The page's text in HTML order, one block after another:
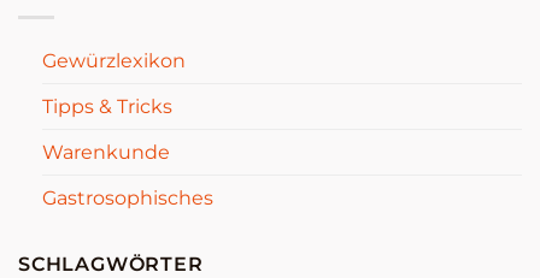
Gewürzlexikon
Tipps & Tricks
Warenkunde
Gastrosophisches
SCHLAGWÖRTER